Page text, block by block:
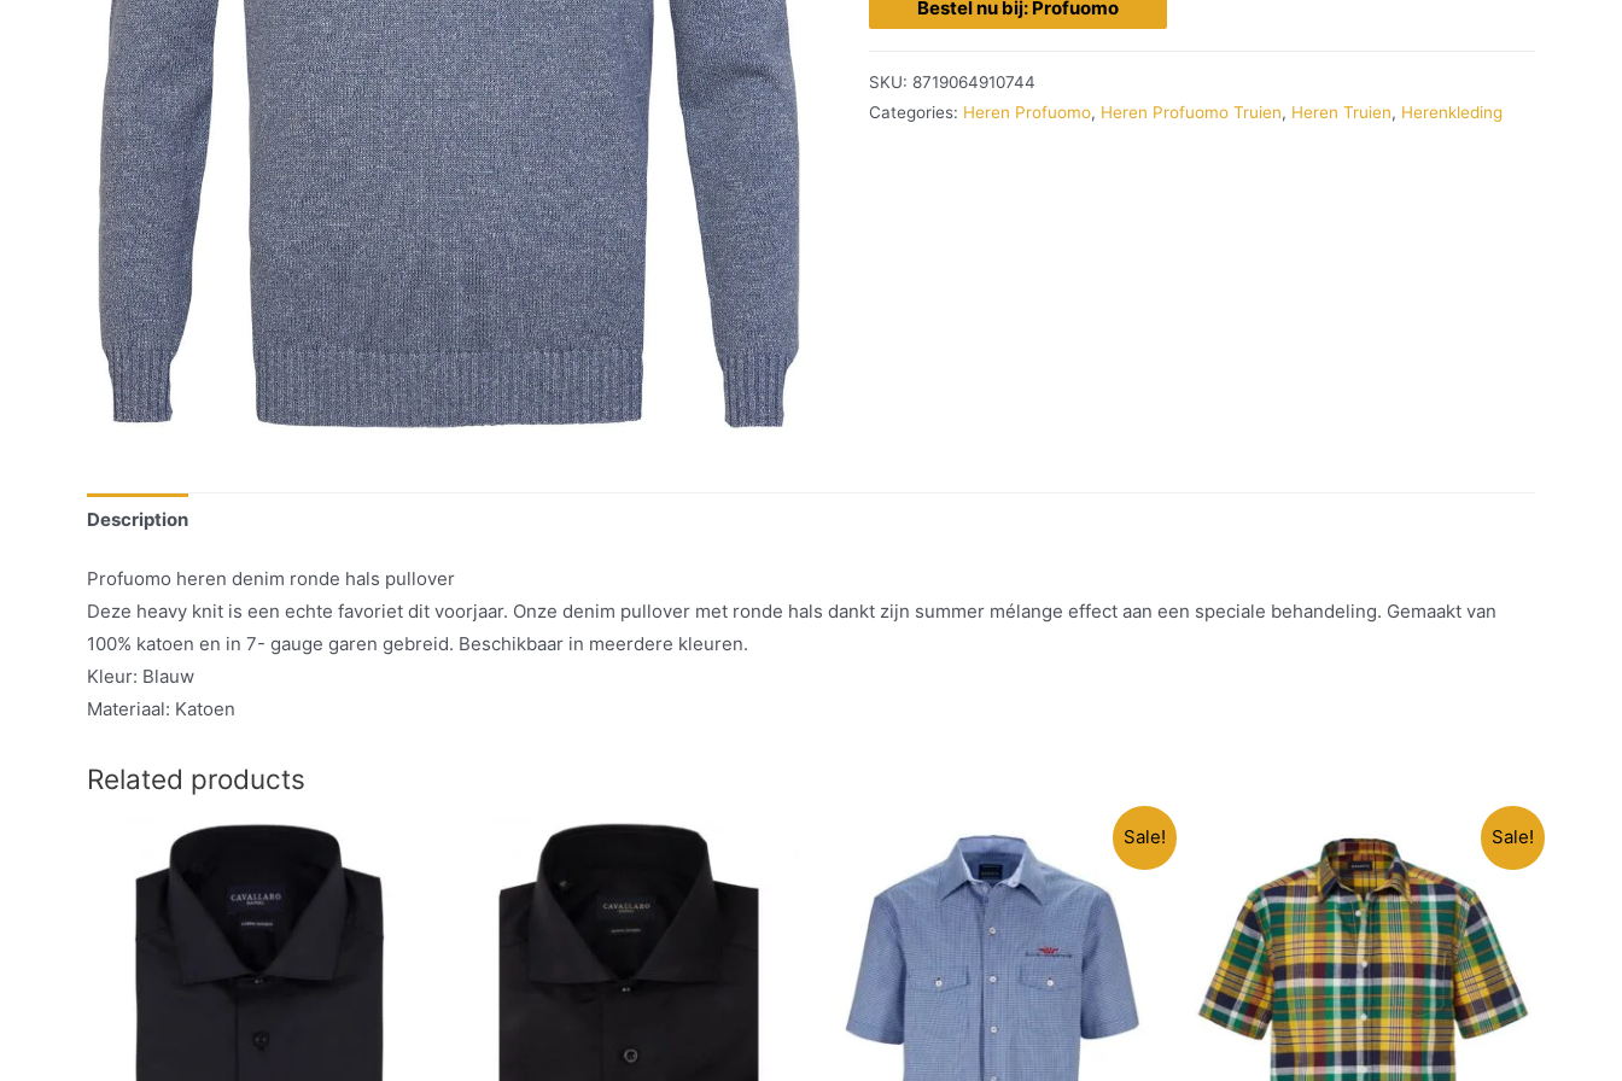
Bestel nu bij: Profuomo
SKU: 8719064910744
Categories: Heren Profuomo, Heren Profuomo Truien, Heren Truien, Herenkleding
Description
Profuomo heren denim ronde hals pullover
Deze heavy knit is een echte favoriet dit voorjaar. Onze denim pullover met ronde hals dankt zijn summer mélange effect aan een speciale behandeling. Gemaakt van
100% katoen en in 7- gauge garen gebreid. Beschikbaar in meerdere kleuren.
Kleur: Blauw
Materiaal: Katoen
Related products
Sale! Sale!